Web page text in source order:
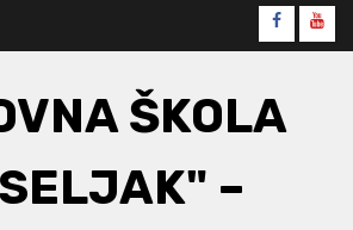
Facebook
ŠKOLA
–